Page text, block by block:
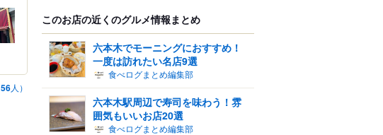
56人）
このお店の近くのグルメ情報まとめ
六本木でモーニングにおすすめ！
一度は訪れたい名店9選
食べログまとめ編集部
六本木駅周辺で寿司を味わう！雰
囲気もいいお店20選
食べログまとめ編集部